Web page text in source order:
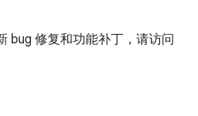
bug 修复和功能补丁，请访问